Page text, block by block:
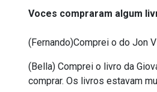
Voces compraram algum
(Fernando)Comprei o do Jon
(Bella) Comprei o livro da
comprar. Os livros estavam